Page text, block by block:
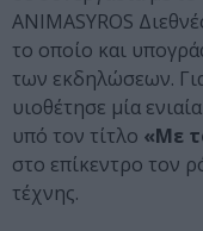
ANIMASYROS
το οποίο και
των εκδηλώσεων.
υιοθέτησε μία
υπό τον τίτλο «Με
στο επίκεντρο τον
τέχνης.